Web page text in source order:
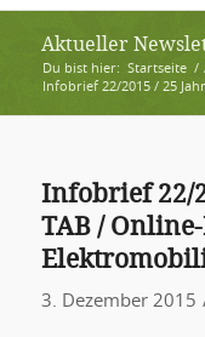
Aktueller
Du bist hier: Startseite /
Infobrief 22/2015 / 25
Infobrief 22/
TAB /
3. Dezember 2015